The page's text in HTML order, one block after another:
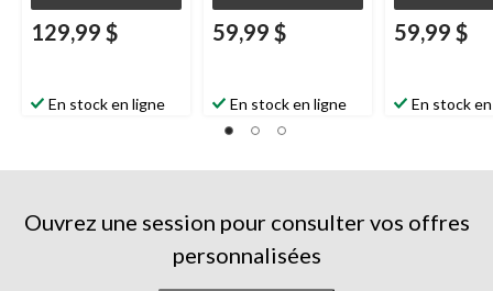
129,99 $
En stock en ligne
59,99 $
En stock en ligne
59,99 $
En stock
Ouvrez une session pour consulter vos offres
personnalisées